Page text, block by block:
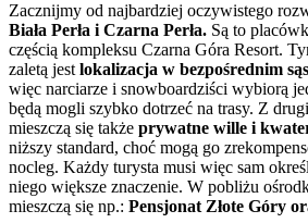
Zacznijmy od najbardziej oczywistego
Biała Perła i Czarna Perła. Są to
częścią kompleksu Czarna Góra Resort.
zaletą jest lokalizacja w bezpośrednim
więc narciarze i snowboardziści wybiorą
będą mogli szybko dotrzeć na trasy. Z
mieszczą się także prywatne wille i
niższy standard, choć mogą go
nocleg. Każdy turysta musi więc sam
niego większe znaczenie. W pobliżu
mieszczą się np.: Pensjonat Złote Góry